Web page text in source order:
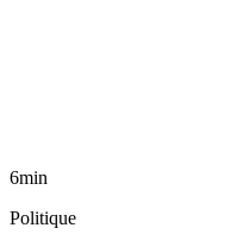
6min
Politique